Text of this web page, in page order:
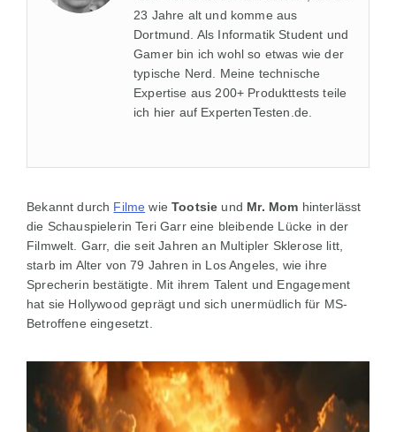
23 Jahre alt und komme aus
Dortmund. Als Informatik Student und
Gamer bin ich wohl so etwas wie der
typische Nerd. Meine technische
Expertise aus 200+ Produkttests teile
ich hier auf ExpertenTesten.de.
Bekannt durch Filme wieTootsie und Mr. Mom hinterlässt
die Schauspielerin Teri Garr eine bleibende Lücke in der
Filmwelt. Garr, die seit Jahren an Multipler Sklerose litt,
starb im Alter von 79 Jahren in Los Angeles, wie ihre
Sprecherin bestätigte. Mit ihrem Talent und Engagement
hat sie Hollywood geprägt und sich unermüdlich für MS-
Betroffene eingesetzt.